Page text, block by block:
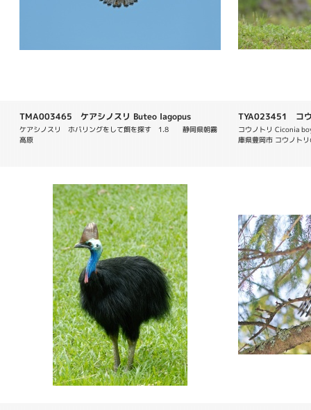
TMA003465 ケアシノスリ Buteo lagopus
ケアシノスリ　ホバリングをして餌を探す　1.8　　静岡県朝霧
高原
TYA023451 コ
コウノトリ Ciconia
庫県豊岡市 コウノト